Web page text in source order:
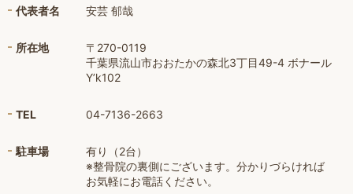
代表者名 安芸 郁哉
所在地
〒270-0119
千葉県流山市おおたかの森北3丁目49-4 ボナール
Y’k102
TEL 04-7136-2663
駐車場
有り（2台）
※整骨院の裏側にございます。分かりづらければ
お気軽にお電話ください。